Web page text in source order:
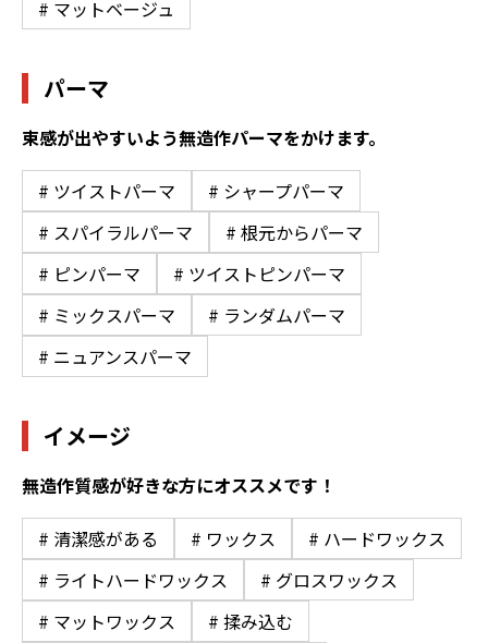
# マットベージュ
パーマ
束感が出やすいよう無造作パーマをかけます。
# ツイストパーマ
# シャープパーマ
# スパイラルパーマ
# 根元からパーマ
# ピンパーマ
# ツイストピンパーマ
# ミックスパーマ
# ランダムパーマ
# ニュアンスパーマ
イメージ
無造作質感が好きな方にオススメです！
# 清潔感がある # ワックス
# ハードワックス
# ライトハードワックス
# グロスワックス
# マットワックス
# 揉み込む